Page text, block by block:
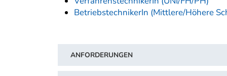
BetriebstechnikerIn (Mittlere/Höhere
ANFORDERUNGEN